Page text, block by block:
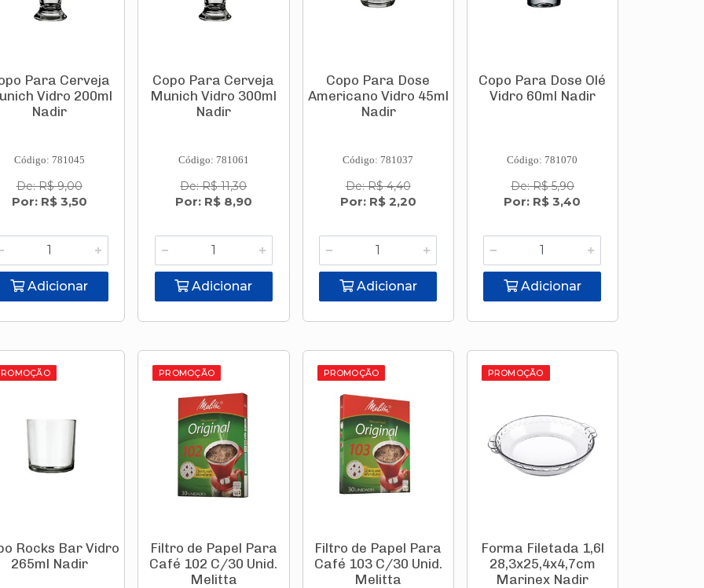
Para Cerveja
Vidro 200ml
Nadir
Código: 781045
De: R$ 9,00
Por: R$ 3,50
Adicionar
Copo Para Cerveja
Munich Vidro 300ml
Nadir
Código: 781061
De: R$ 11,30
Por: R$ 8,90
Adicionar
Copo Para Dose
Americano Vidro 45ml
Nadir
Código: 781037
De: R$ 4,40
Por: R$ 2,20
Adicionar
Copo Para Dose Olé
Vidro 60ml Nadir
Código: 781070
De: R$ 5,90
Por: R$ 3,40
Adicionar
Rocks Bar Vidro
265ml Nadir
PROMOÇÃO
Filtro de Papel Para
Café 102 C/30 Unid.
Melitta
PROMOÇÃO
Filtro de Papel Para
Café 103 C/30 Unid.
Melitta
PROMOÇÃO
Forma Filetada 1,6l
28,3x25,4x4,7cm
Marinex Nadir